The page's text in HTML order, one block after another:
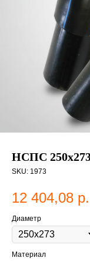
НСПС
SKU: 1973
12 404,08 р.
Диаметр
Материал